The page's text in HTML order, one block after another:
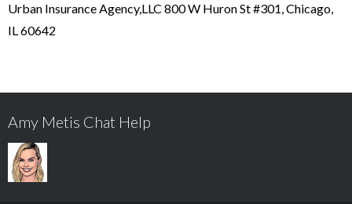
Urban Insurance Agency,LLC 800 W Huron St #301, Chicago,
IL 60642
Amy Metis Chat Help